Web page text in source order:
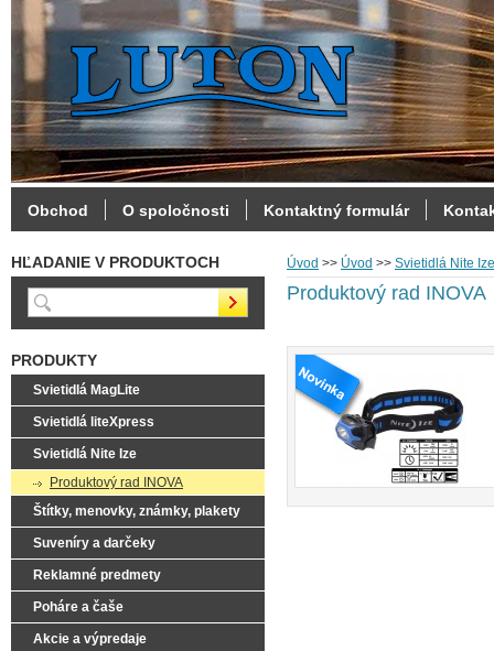
Úvod >> Úvod >> Svietidlá Nite Ize
Produktový rad INOVA
HĽADANIE V PRODUKTOCH
PRODUKTY
Svietidlá MagLite
Svietidlá liteXpress
Svietidlá Nite Ize
Produktový rad INOVA
Štítky, menovky, známky, plakety
Suveníry a darčeky
Reklamné predmety
Poháre a čaše
Akcie a výpredaje
Obchod O spoločnosti Kontaktný formulár